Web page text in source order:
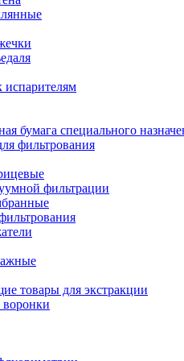
испарителям
бумага специального
фильтрования
фильтрации
товары для экстракции
воронки